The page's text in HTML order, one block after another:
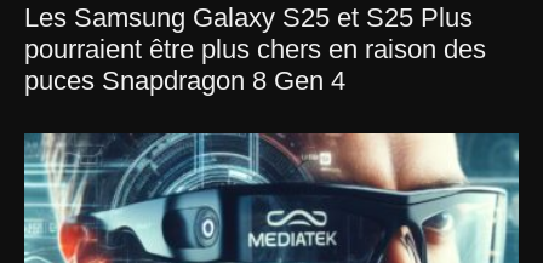
Les Samsung Galaxy S25 et S25 Plus
pourraient être plus chers en raison des
puces Snapdragon 8 Gen 4